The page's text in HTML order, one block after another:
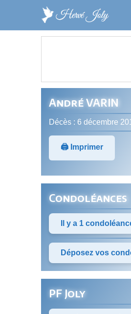
André VARIN
Décès : 6 décembre
🖨️ Imprimer
Condoléances
Il y a 1
Déposez vos
PF Joly